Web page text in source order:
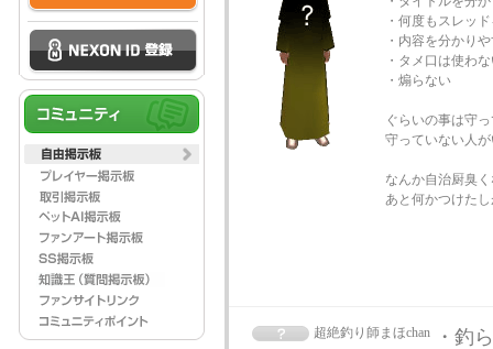
・何度もスレッ
・内容を分かり
・タメ口は使わ
・煽らない
ぐらいの事は守
守っていない人
なんか自治厨臭
あと何かつけた
超絶釣り師まほchan ・釣